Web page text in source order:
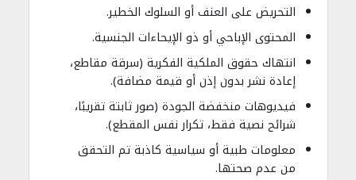
التحريض على العنف أو السلوك الخطير.
المحتوى الإباحي أو ذو الإيحاءات الجنسية.
انتهاك حقوق الملكية الفكرية (سرقة مقاطع،
إعادة نشر بدون إذن أو قيمة مضافة).
فيديوهات منخفضة الجودة (صور ثابتة تقريبًا،
شرائح نصية فقط، تكرار نفس المقطع).
معلومات طبية أو سياسية كاذبة تم التحقق
من عدم صحتها.